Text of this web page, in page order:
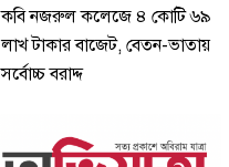
কবি নজরুল কলেজে ৪ কোটি ৬৯
লাখ টাকার বাজেট, বেতন-ভাতায়
সর্বোচ্চ বরাদ্দ